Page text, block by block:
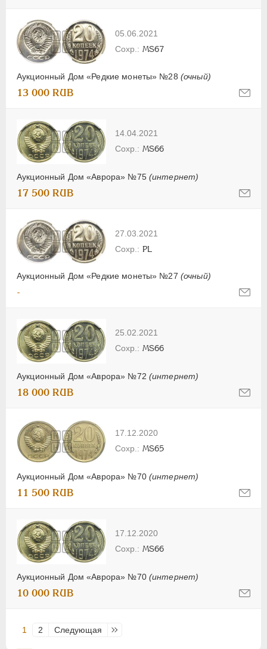
05.06.2021
Аукционный Дом «Редкие монеты» №28 (очный)
MS67
13 000 RUB
14.04.2021
Аукционный Дом «Аврора» №75 (интернет)
MS66
17 500 RUB
27.03.2021
Аукционный Дом «Редкие монеты» №27 (очный)
PL
-
25.02.2021
Аукционный Дом «Аврора» №72 (интернет)
MS66
18 000 RUB
17.12.2020
Аукционный Дом «Аврора» №70 (интернет)
MS65
11 500 RUB
17.12.2020
Аукционный Дом «Аврора» №70 (интернет)
MS66
10 000 RUB
1 2 Следующая Последняя